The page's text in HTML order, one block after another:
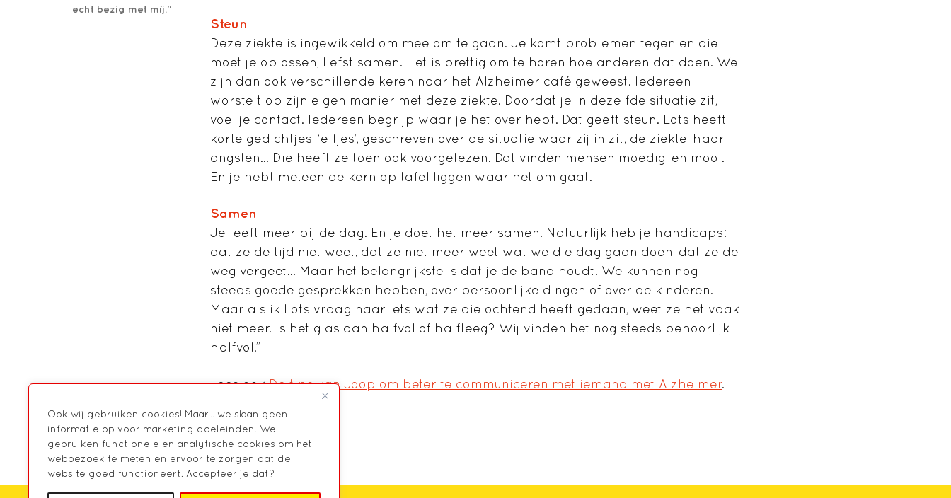
Ook wij gebruiken cookies! Maar... we slaan geen
informatie op voor marketing doeleinden. We
gebruiken functionele en analytische cookies om het
webbezoek te meten en ervoor te zorgen dat de
website goed functioneert. Accepteer je dat?
echt bezig met míj."
Steun
Deze ziekte is ingewikkeld om mee om te gaan. Je komt problemen tegen en die
moet je oplossen, liefst samen. Het is prettig om te horen hoe anderen dat doen. We
zijn dan ook verschillende keren naar het Alzheimer café geweest. Iedereen
worstelt op zijn eigen manier met deze ziekte. Doordat je in dezelfde situatie zit,
voel je contact. Iedereen begrijp waar je het over hebt. Dat geeft steun. Lots heeft
korte gedichtjes, ‘elfjes’, geschreven over de situatie waar zij in zit, de ziekte, haar
angsten… Die heeft ze toen ook voorgelezen. Dat vinden mensen moedig, en mooi.
En je hebt meteen de kern op tafel liggen waar het om gaat.
Samen
Je leeft meer bij de dag. En je doet het meer samen. Natuurlijk heb je handicaps:
dat ze de tijd niet weet, dat ze niet meer weet wat we die dag gaan doen, dat ze de
weg vergeet… Maar het belangrijkste is dat je de band houdt. We kunnen nog
steeds goede gesprekken hebben, over persoonlijke dingen of over de kinderen.
Maar als ik Lots vraag naar iets wat ze die ochtend heeft gedaan, weet ze het vaak
niet meer. Is het glas dan halfvol of halfleeg? Wij vinden het nog steeds behoorlijk
halfvol.”
Lees ookDe tips van Joop om beter te communiceren met iemand met Alzheimer.